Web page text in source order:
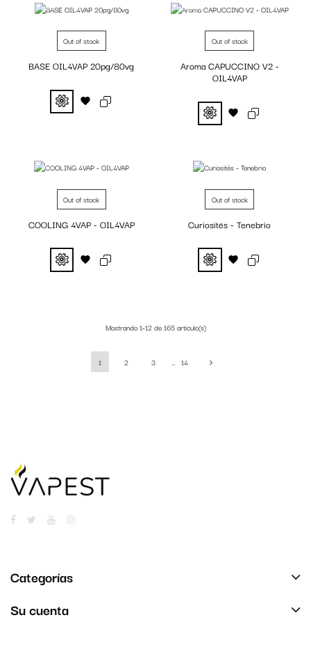
Fuera de stock
Out of stock
BASE OIL4VAP 20pg/80vg
Fuera de stock
Out of stock
Aroma CAPUCCINO V2 -
OIL4VAP
Fuera de stock
Out of stock
COOLING 4VAP - OIL4VAP
Fuera de stock
Out of stock
Curiosités - Tenebrio
Mostrando 1-12 de 165 artículo(s)
1 2 3 … 14
Categorías
Su cuenta